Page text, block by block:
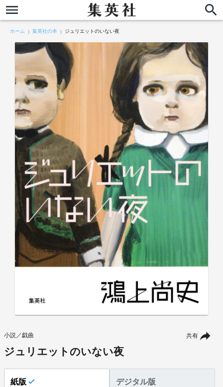
ホーム 集英社の本 ジュリエットのいない夜
共有
小説／戯曲
ジュリエットのいない夜
紙版 デジタル版